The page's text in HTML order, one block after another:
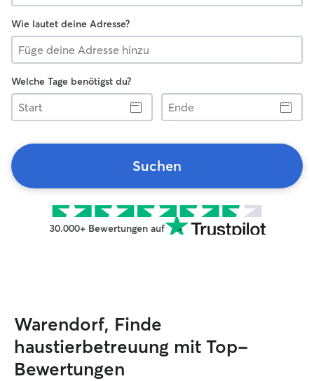
Wie lautet deine Adresse?
Welche Tage benötigst du?
Start
Ende
Suchen
30.000+ Bewertungen auf
Warendorf, Finde
haustierbetreuung mit Top-
Bewertungen